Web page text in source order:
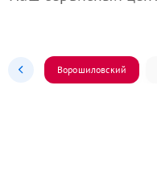
Ворошиловский